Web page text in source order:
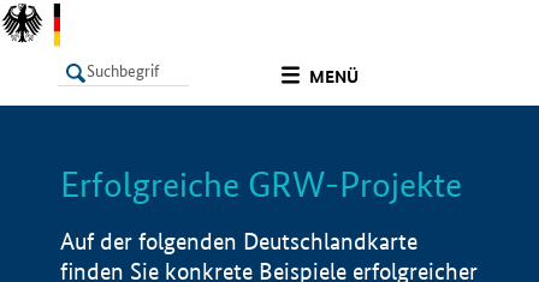
MENÜ
LISTE Info
Erfolgreiche GRW-Projekte
Auf der folgenden Deutschlandkarte
finden Sie konkrete Beispiele erfolgreicher